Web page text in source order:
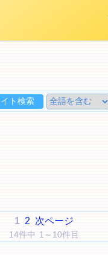
1 2 次ページ
14件中 1～10件目